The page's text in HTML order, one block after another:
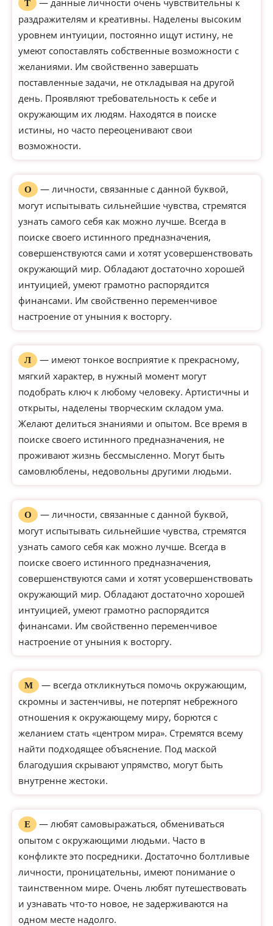
Т
— данные личности очень чувствительны к
раздражителям и креативны. Наделены высоким
уровнем интуиции, постоянно ищут истину, не
умеют сопоставлять собственные возможности с
желаниями. Им свойственно завершать
поставленные задачи, не откладывая на другой
день. Проявляют требовательность к себе и
окружающим их людям. Находятся в поиске
истины, но часто переоценивают свои
возможности.
О
— личности, связанные с данной буквой,
могут испытывать сильнейшие чувства, стремятся
узнать самого себя как можно лучше. Всегда в
поиске своего истинного предназначения,
совершенствуются сами и хотят усовершенствовать
окружающий мир. Обладают достаточно хорошей
интуицией, умеют грамотно распорядится
финансами. Им свойственно переменчивое
настроение от уныния к восторгу.
Л
— имеют тонкое восприятие к прекрасному,
мягкий характер, в нужный момент могут
подобрать ключ к любому человеку. Артистичны и
открыты, наделены творческим складом ума.
Желают делиться знаниями и опытом. Все время в
поиске своего истинного предназначения, не
проживают жизнь бессмысленно. Могут быть
самовлюблены, недовольны другими людьми.
О
— личности, связанные с данной буквой,
могут испытывать сильнейшие чувства, стремятся
узнать самого себя как можно лучше. Всегда в
поиске своего истинного предназначения,
совершенствуются сами и хотят усовершенствовать
окружающий мир. Обладают достаточно хорошей
интуицией, умеют грамотно распорядится
финансами. Им свойственно переменчивое
настроение от уныния к восторгу.
М
— всегда откликнуться помочь окружающим,
скромны и застенчивы, не потерпят небрежного
отношения к окружающему миру, борются с
желанием стать «центром мира». Стремятся всему
найти подходящее объяснение. Под маской
благодушия скрывают упрямство, могут быть
внутренне жестоки.
Е
— любят самовыражаться, обмениваться
опытом с окружающими людьми. Часто в
конфликте это посредники. Достаточно болтливые
личности, проницательны, имеют понимание о
таинственном мире. Очень любят путешествовать
и узнавать что-то новое, не задерживаются на
одном месте надолго.